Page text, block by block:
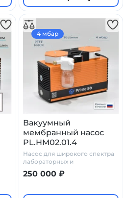
Вакуумный
мембранный насос
PL.HM02.01.4
Насос для широкого спектра
лабораторных и
производственных задач.
100% химостойкость
250 000 ₽
4 мбар